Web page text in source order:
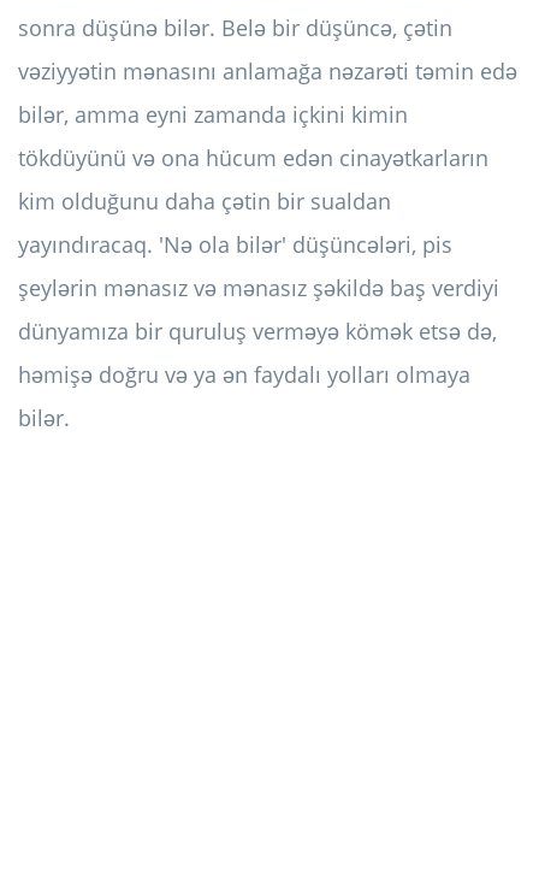
sonra düşünə bilər. Belə bir düşüncə, çətin
vəziyyətin mənasını anlamağa nəzarəti təmin edə
bilər, amma eyni zamanda içkini kimin
tökdüyünü və ona hücum edən cinayətkarların
kim olduğunu daha çətin bir sualdan
yayındıracaq. 'Nə ola bilər' düşüncələri, pis
şeylərin mənasız və mənasız şəkildə baş verdiyi
dünyamıza bir quruluş verməyə kömək etsə də,
həmişə doğru və ya ən faydalı yolları olmaya
bilər.